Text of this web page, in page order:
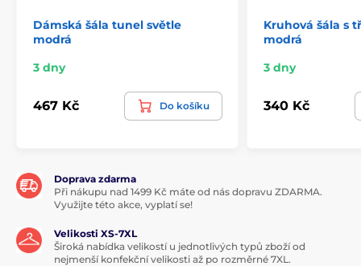
Dámská šála tunel světle
modrá
3 dny
467 Kč Do košíku
Kruhová šála s
modrá
3 dny
340 Kč
Doprava zdarma
Při nákupu nad 1499 Kč máte od nás dopravu ZDARMA.
Využijte této akce, vyplatí se!
Velikosti XS-7XL
Široká nabídka velikostí u jednotlivých typů zboží od
nejmenší konfekční velikosti až po rozměrné 7XL.